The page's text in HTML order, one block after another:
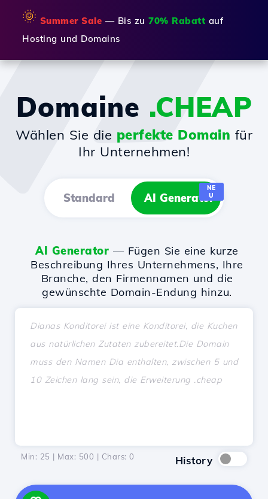
🌞 Summer Sale — Bis zu 70% Rabatt auf
Hosting und Domains
Domaine .CHEAP
Wählen Sie die perfekte Domain für
Ihr Unternehmen!
Standard AI Generator
NE
U
AI Generator — Fügen Sie eine kurze
Beschreibung Ihres Unternehmens, Ihre
Branche, den Firmennamen und die
gewünschte Domain-Endung hinzu.
Min: 25 | Max: 500 | Chars: 0 History